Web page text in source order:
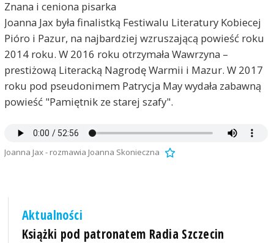
Znana i ceniona pisarka
Joanna Jax była finalistką Festiwalu Literatury Kobiecej
Pióro i Pazur, na najbardziej wzruszającą powieść roku
2014 roku. W 2016 roku otrzymała Wawrzyna –
prestiżową Literacką Nagrodę Warmii i Mazur. W 2017
roku pod pseudonimem Patrycja May wydała zabawną
powieść "Pamiętnik ze starej szafy".
Joanna Jax - rozmawia Joanna Skonieczna
Aktualności
Książki pod patronatem Radia Szczecin